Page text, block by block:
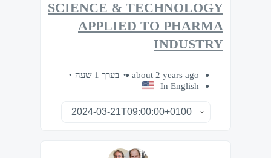
SCIENCE & TECHNOLOGY
APPLIED TO PHARMA
INDUSTRY
about 2 years ago
בערך 1 שעה
In English